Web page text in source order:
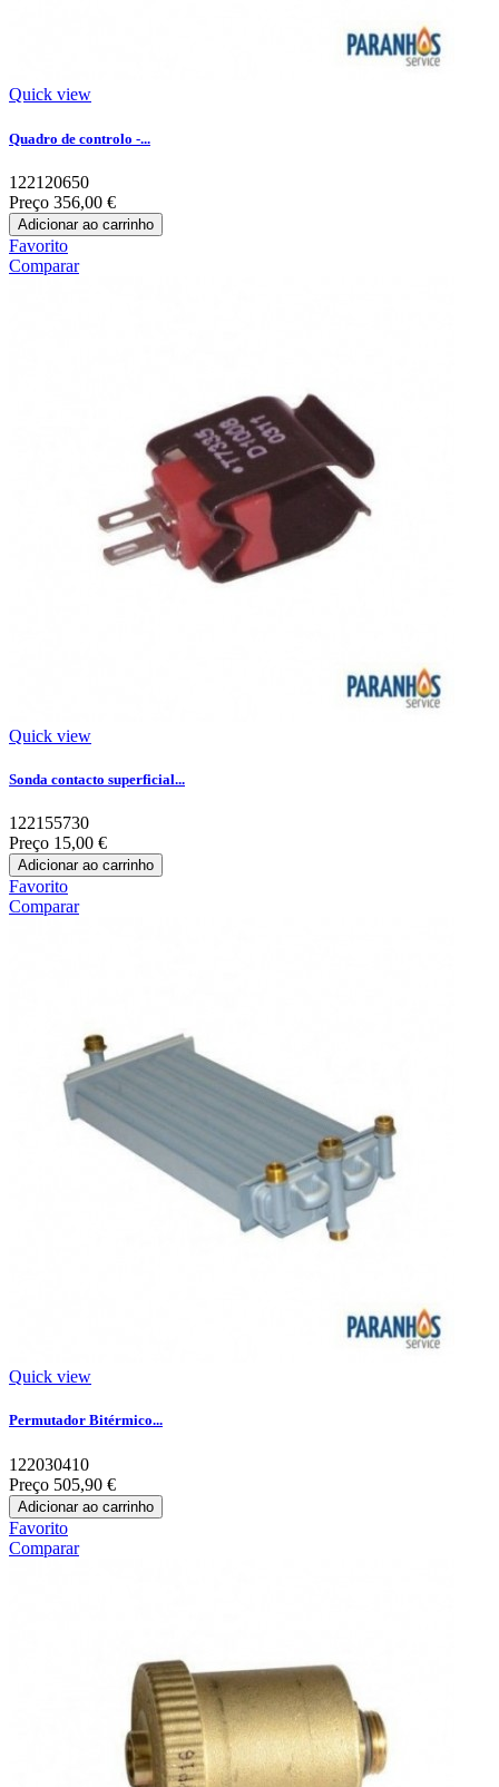
Quick view
Quadro de controlo -...
122120650
Preço 356,00 €
Adicionar ao carrinho
Favorito
Comparar
Quick view
Sonda contacto superficial...
122155730
Preço 15,00 €
Adicionar ao carrinho
Favorito
Comparar
Quick view
Permutador Bitérmico...
122030410
Preço 505,90 €
Adicionar ao carrinho
Favorito
Comparar